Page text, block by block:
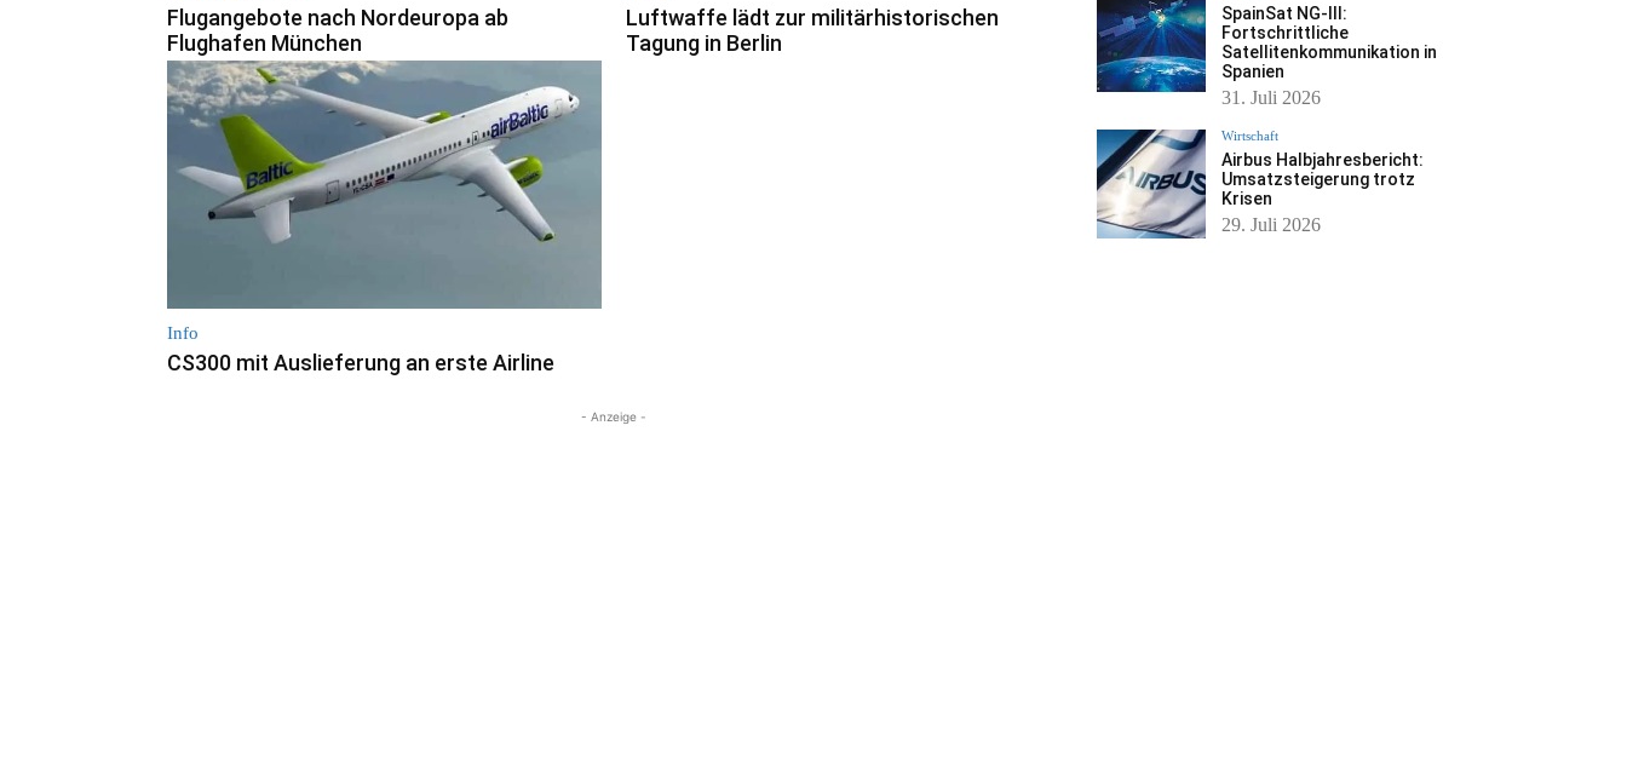
Flugangebote nach Nordeuropa ab
Flughafen München
Luftwaffe lädt zur militärhistorischen
Tagung in Berlin
Info
CS300 mit Auslieferung an erste Airline
- Anzeige -
SpainSat NG-III:
Fortschrittliche
Satellitenkommunikation in
Spanien
31. Juli 2026
Wirtschaft
Airbus Halbjahresbericht:
Umsatzsteigerung trotz
Krisen
29. Juli 2026